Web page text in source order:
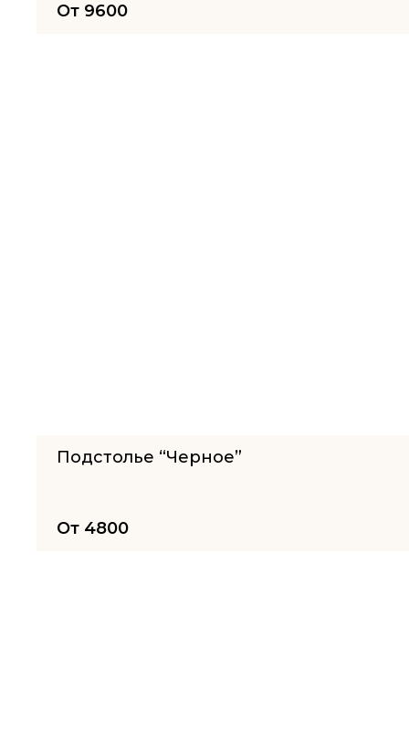
От 9600
Подстолье “Черное”
От 4800